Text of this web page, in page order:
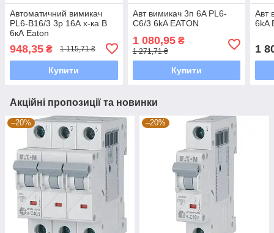
Автоматичний вимикач
PL6-B16/3 3р 16А х-ка В
6кА Eaton
948,35 ₴ 1 115,71 ₴
Купити
Авт вимикач 3п 6A PL6-
C6/3 6kA EATON
1 080,95₴
1 271,71 ₴
Купити
Авт
6kA
1
Акційні пропозиції та новинки
–20% –20%